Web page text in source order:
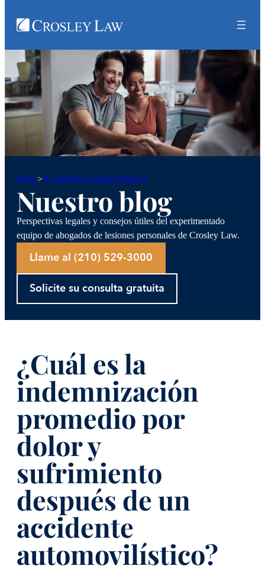
Blog >Accidentes automovilísticos
Nuestro blog
Perspectivas legales y consejos útiles del experimentado
equipo de abogados de lesiones personales de Crosley Law.
Llame al (210) 529-3000
Solicite su consulta gratuita
¿Cuál es la
indemnización
promedio por
dolor y
sufrimiento
después de un
accidente
automovilístico?